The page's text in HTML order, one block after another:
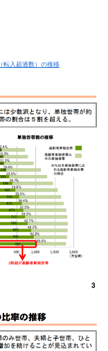
転入超過数）の推移